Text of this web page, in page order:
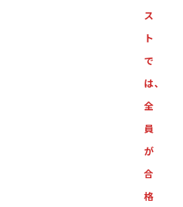
ス
ト
で
は、
全
員
が
合
格